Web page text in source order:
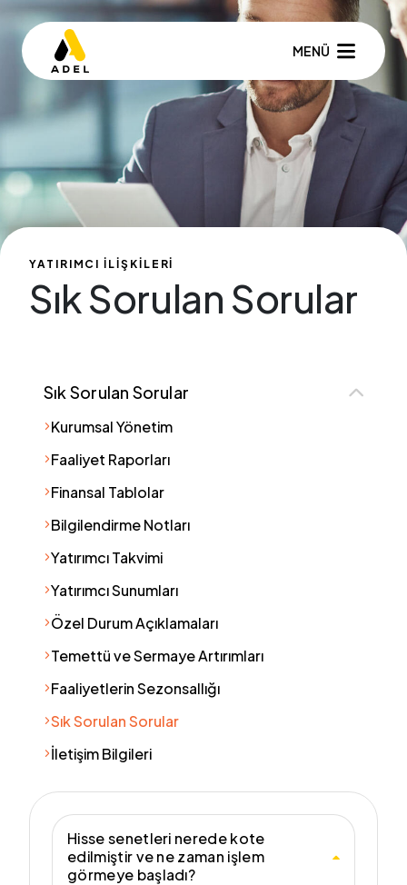
MENÜ
YATIRIMCI İLİŞKİLERİ
Sık Sorulan Sorular
Sık Sorulan Sorular
Kurumsal Yönetim
Faaliyet Raporları
Finansal Tablolar
Bilgilendirme Notları
Yatırımcı Takvimi
Yatırımcı Sunumları
Özel Durum Açıklamaları
Temettü ve Sermaye Artırımları
Faaliyetlerin Sezonsallığı
Sık Sorulan Sorular
İletişim Bilgileri
Hisse senetleri nerede kote
edilmiştir ve ne zaman işlem
görmeye başladı?